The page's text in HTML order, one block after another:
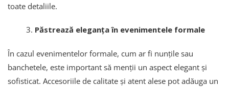
toate detaliile.
Păstrează eleganța în evenimentele formale
În cazul evenimentelor formale, cum ar fi nunțile sau
banchetele, este important să menții un aspect elegant și
sofisticat. Accesoriile de calitate și atent alese pot adăuga un